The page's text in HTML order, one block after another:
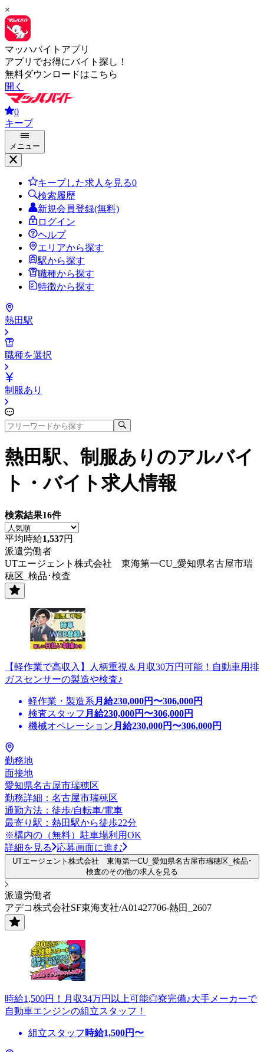
×
マッハバイトアプリ
アプリでお得にバイト探し！
無料ダウンロードはこちら
開く
0
キープ
メニュー
キープした求人を見る0
検索履歴
新規会員登録(無料)
ログイン
ヘルプ
エリアから探す
駅から探す
職種から探す
特徴から探す
熱田駅
職種を選択
制服あり
熱田駅、制服あり のアルバイ
ト・バイト求人情報
検索結果16件
平均時給1,537円
派遣労働者
UTエージェント株式会社 東海第一CU_愛知県名古屋市瑞
穂区_検品･検査
【軽作業で高収入】人柄重視＆月収30万円可能！自動車用排
ガスセンサーの製造や検査♪
軽作業・製造系 月給230,000円〜306,000円
検査スタッフ 月給230,000円〜306,000円
機械オペレーション 月給230,000円〜306,000円
勤務地
面接地
愛知県名古屋市瑞穂区
勤務詳細：名古屋市瑞穂区
通勤方法：徒歩/自転車/電車
最寄り駅：熱田駅から徒歩22分
※構内の（無料）駐車場利用OK
詳細を見る
応募画面に進む
UTエージェント株式会社 東海第一CU_愛知県名古屋市瑞穂区_検品･
検査のその他の求人を見る
派遣労働者
アデコ株式会社SF東海支社/A01427706-熱田_2607
時給1,500円！月収34万円以上可能◎寮完備♪大手メーカーで
自動車エンジンの組立スタッフ！
組立スタッフ 時給1,500円〜